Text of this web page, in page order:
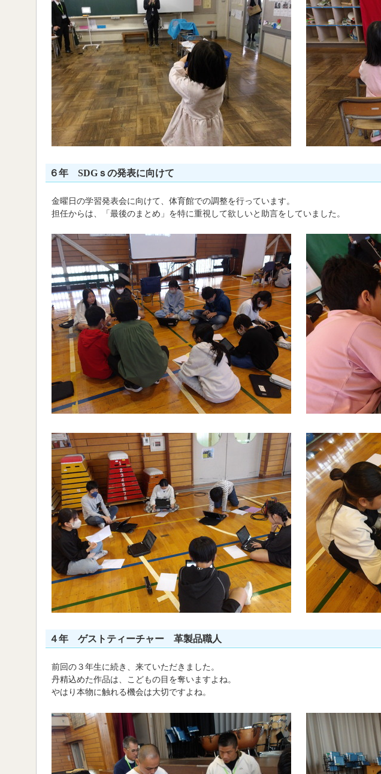
６年 SDGｓの発表に向けて
金曜日の学習発表会に向けて、体育館での調整を行っています。
担任からは、「最後のまとめ」を特に重視して欲しいと助言をしていました。
４年 ゲストティーチャー 革製品職人
前回の３年生に続き、来ていただきました。
丹精込めた作品は、こどもの目を奪いますよね。
やはり本物に触れる機会は大切ですよね。